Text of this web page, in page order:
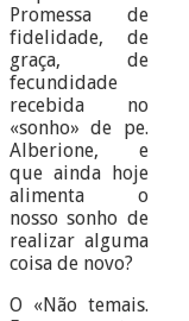
Promessa de
fidelidade, de
graça, de
fecundidade
recebida no
«sonho» de pe.
Alberione, e
que ainda hoje
alimenta o
nosso sonho de
realizar alguma
coisa de novo?
O «Não temais.